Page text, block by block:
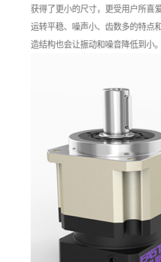
获得了更小的尺寸，更受用户所喜
运转平稳、噪声小、齿数多的特点
造结构也会让振动和噪音降低到小。